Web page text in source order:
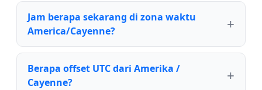
Jam berapa sekarang di zona waktu
America/Cayenne?
Berapa offset UTC dari Amerika /
Cayenne?